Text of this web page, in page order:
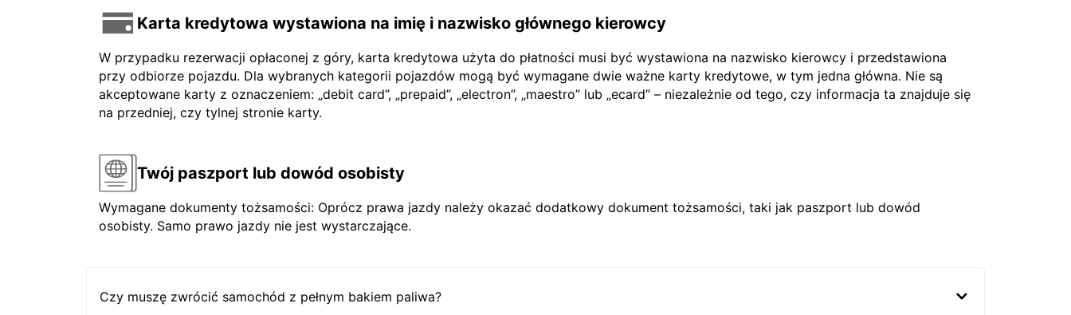
Karta kredytowa wystawiona na imię i nazwisko głównego kierowcy
W przypadku rezerwacji opłaconej z góry, karta kredytowa użyta do płatności musi być wystawiona na nazwisko kierowcy i przedstawiona
przy odbiorze pojazdu. Dla wybranych kategorii pojazdów mogą być wymagane dwie ważne karty kredytowe, w tym jedna główna. Nie są
akceptowane karty z oznaczeniem: „debit card”, „prepaid”, „electron”, „maestro” lub „ecard” – niezależnie od tego, czy informacja ta znajduje się
na przedniej, czy tylnej stronie karty.
Twój paszport lub dowód osobisty
Wymagane dokumenty tożsamości: Oprócz prawa jazdy należy okazać dodatkowy dokument tożsamości, taki jak paszport lub dowód
osobisty. Samo prawo jazdy nie jest wystarczające.
Czy muszę zwrócić samochód z pełnym bakiem paliwa?